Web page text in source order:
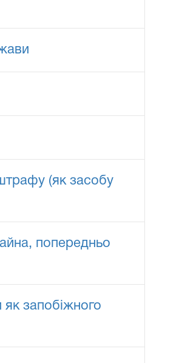
(як засобу
попередньо
як запобіжного